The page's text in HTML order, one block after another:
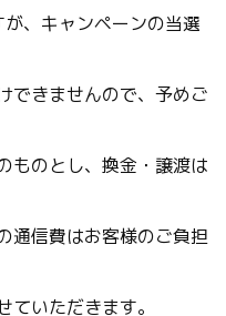
、キャンペーンの当選
できませんので、予めご
ものとし、換金・譲渡は
通信費はお客様のご負担
いただきます。